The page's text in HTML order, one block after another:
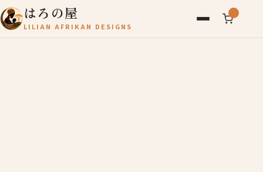
はろの屋
LILIAN AFRIKAN DESIGNS